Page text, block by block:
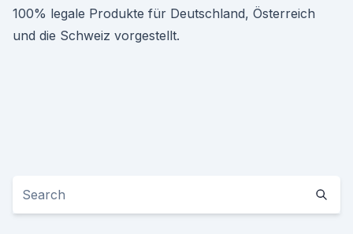
100% legale Produkte für Deutschland, Österreich
und die Schweiz vorgestellt.